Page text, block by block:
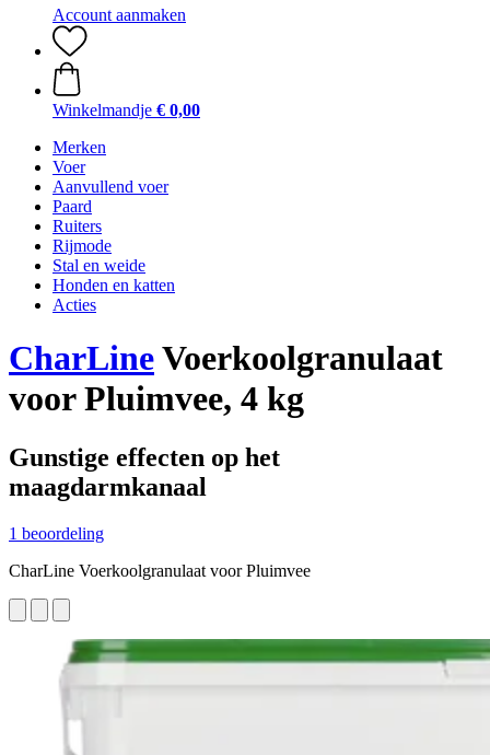
Account aanmaken
Winkelmandje € 0,00
Merken
Voer
Aanvullend voer
Paard
Ruiters
Rijmode
Stal en weide
Honden en katten
Acties
CharLineVoerkoolgranulaat
voor Pluimvee, 4 kg
Gunstige effecten op het
maagdarmkanaal
1 beoordeling
CharLine Voerkoolgranulaat voor Pluimvee